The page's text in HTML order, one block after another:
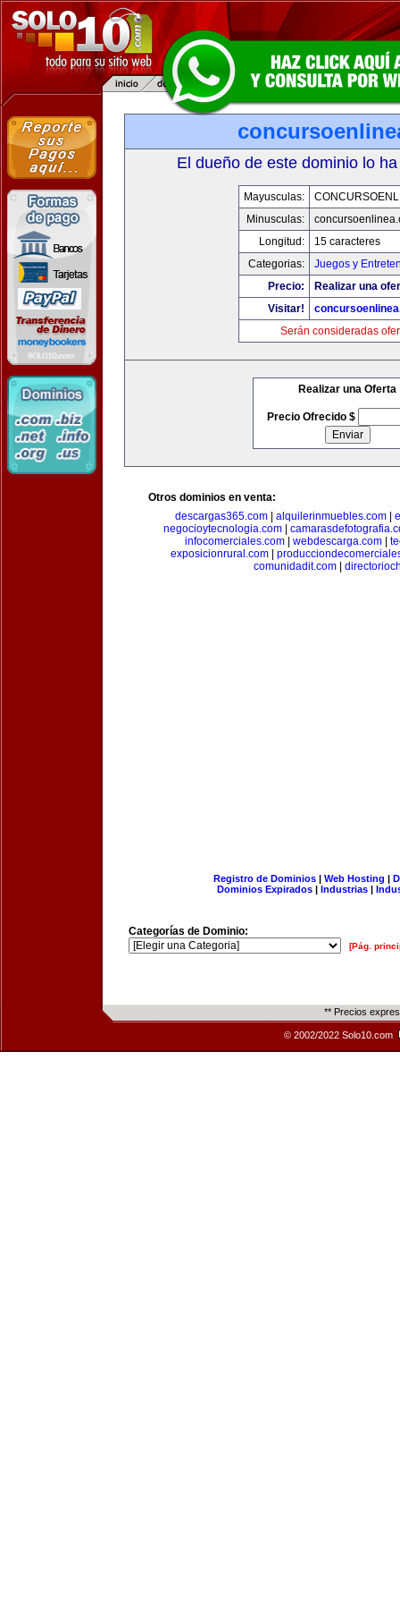
El dueño de este dominio lo
Mayusculas:
Minusculas:
Longitud:
15 caracteres
Categorias:
Juegos y
Precio:
Realizar una
Visitar!
Serán consideradas
Realizar una Oferta
Precio Ofrecido $
Otros dominios en venta:
descargas365.com| alquilerinmuebles.com|
negocioytecnologia.com
infocomerciales.com| webdescarga.com|
exposicionrural.com
comunidadit.com|
Registro de Dominios| Web Hosting |
Dominios Expirados | Industrias |
Categorías de Dominio:
[Pág.
** Precios
© 2002/2022 Solo10.com